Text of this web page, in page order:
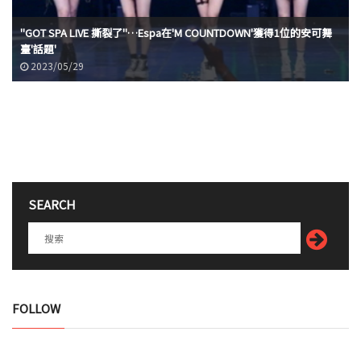
"GOT SPA LIVE 撕裂了"…Espa在'M COUNTDOWN'獲得1位的安可舞
臺'話題'
2023/05/29
SEARCH
FOLLOW